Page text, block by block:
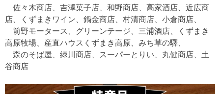
佐々木商店、吉澤菓子店、和野商店、高家酒店、近広商
店、くずまきワイン、鍋金商店、村清商店、小倉商店、
前野モータース、グリーンテージ、三浦酒店、くずまき
高原牧場、産直ハウスくずまき高原、みち草の驛、
森のそば屋、緑川商店、スーパーとりい、丸健商店、土
谷商店